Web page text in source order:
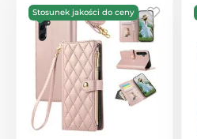
Stosunek jakości do ceny